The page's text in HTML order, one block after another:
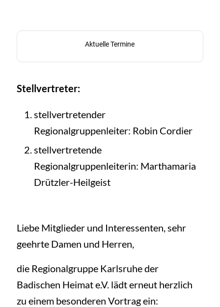
Aktuelle Termine
Stellvertreter:
stellvertretender
Regionalgruppenleiter: Robin Cordier
stellvertretende
Regionalgruppenleiterin: Marthamaria
Drützler-Heilgeist
Liebe Mitglieder und Interessenten, sehr
geehrte Damen und Herren,
die Regionalgruppe Karlsruhe der
Badischen Heimat e.V. lädt erneut herzlich
zu einem besonderen Vortrag ein: